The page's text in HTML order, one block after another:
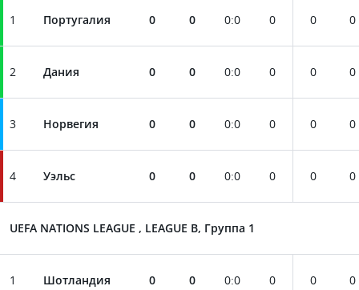
1 Португалия 0 0 0:0 0 0 0
2 Дания 0 0 0:0 0 0 0
3 Норвегия 0 0 0:0 0 0 0
4 Уэльс 0 0 0:0 0 0 0
UEFA NATIONS LEAGUE , LEAGUE B, Группа 1
1 Шотландия 0 0 0:0 0 0 0